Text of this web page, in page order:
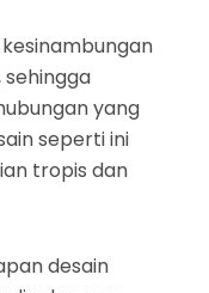
yang
seperti ini
tropis dan
desain